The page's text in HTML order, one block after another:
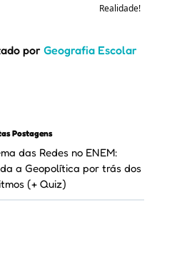
Realidade!
por Geografia Escolar
Postagens
das Redes no ENEM:
a Geopolítica por trás dos
(+ Quiz)